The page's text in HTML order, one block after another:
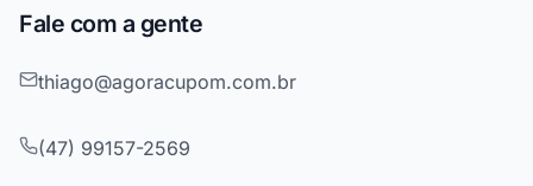
Fale com a gente
thiago@agoracupom.com.br
(47) 99157-2569